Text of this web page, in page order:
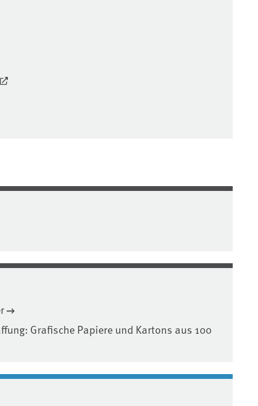
Grafische Papiere und Kartons aus 100